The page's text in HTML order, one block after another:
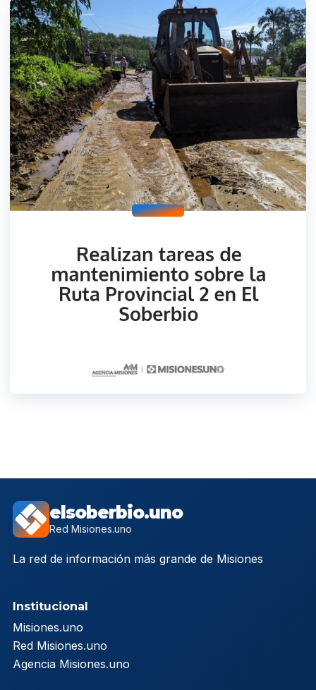
elsoberbio.uno
Red Misiones.uno
La red de información más grande de Misiones
Institucional
Misiones.uno
Red Misiones.uno
Agencia Misiones.uno